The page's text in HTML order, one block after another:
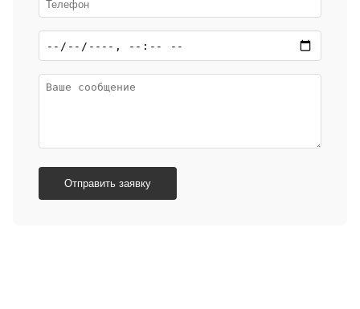
Отправить заявку